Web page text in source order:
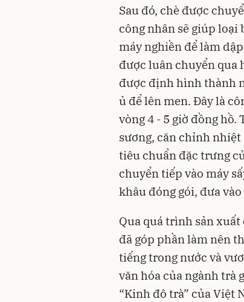
Sau đó, chè được
công nhân sẽ giúp loại
máy nghiền để làm
được luân chuyển qua
được định hình thành
ủ để lên men. Đây là
vòng 4 - 5 giờ đồng
sương, căn chỉnh
tiêu chuẩn đặc trưng
chuyển tiếp vào máy
khâu đóng gói, đưa
Qua quá trình sản xuất
đã góp phần làm nên
tiếng trong nước và
văn hóa của ngành trà
“Kinh đô trà” của Việt